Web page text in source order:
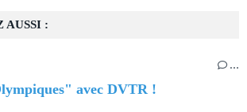
AUSSI :
…
avec DVTR !